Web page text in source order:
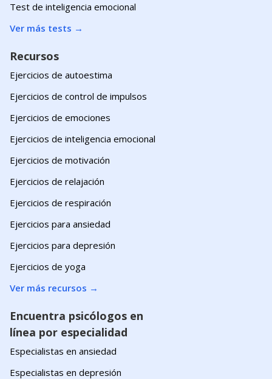
Test de inteligencia emocional
Ver más tests →
Recursos
Ejercicios de autoestima
Ejercicios de control de impulsos
Ejercicios de emociones
Ejercicios de inteligencia emocional
Ejercicios de motivación
Ejercicios de relajación
Ejercicios de respiración
Ejercicios para ansiedad
Ejercicios para depresión
Ejercicios de yoga
Ver más recursos →
Encuentra psicólogos en
línea por especialidad
Especialistas en ansiedad
Especialistas en depresión